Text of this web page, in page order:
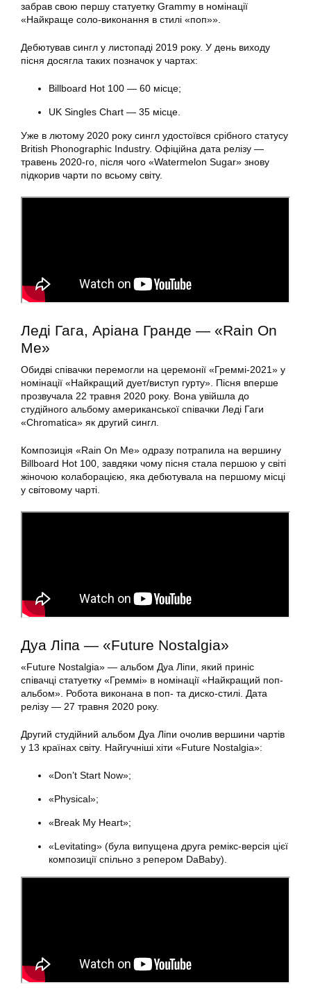
забрав свою першу статуетку Grammy в номінації
«Найкраще соло-виконання в стилі «поп»».
Дебютував сингл у листопаді 2019 року. У день виходу
пісня досягла таких позначок у чартах:
Billboard Hot 100 — 60 місце;
UK Singles Chart — 35 місце.
Уже в лютому 2020 року сингл удостоївся срібного статусу
British Phonographic Industry. Офіційна дата релізу —
травень 2020-го, після чого «Watermelon Sugar» знову
підкорив чарти по всьому світу.
Леді Гага, Аріана Гранде — «Rain On
Me»
Обидві співачки перемогли на церемонії «Греммі-2021» у
номінації «Найкращий дует/виступ гурту». Пісня вперше
прозвучала 22 травня 2020 року. Вона увійшла до
студійного альбому американської співачки Леді Гаги
«Chromatica» як другий сингл.
Композиція «Rain On Me» одразу потрапила на вершину
Billboard Hot 100, завдяки чому пісня стала першою у світі
жіночою колаборацією, яка дебютувала на першому місці
у світовому чарті.
Дуа Ліпа — «Future Nostalgia»
«Future Nostalgia» — альбом Дуа Ліпи, який приніс
співачці статуетку «Греммі» в номінації «Найкращий поп-
альбом». Робота виконана в поп- та диско-стилі. Дата
релізу — 27 травня 2020 року.
Другий студійний альбом Дуа Ліпи очолив вершини чартів
у 13 країнах світу. Найгучніші хіти «Future Nostalgia»:
«Don’t Start Now»;
«Physical»;
«Break My Heart»;
«Levitating» (була випущена друга ремікс-версія цієї
композиції спільно з репером DaBaby).